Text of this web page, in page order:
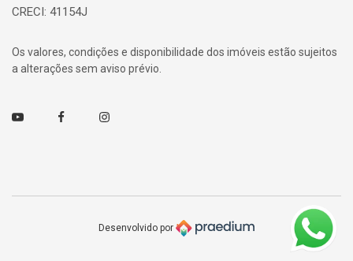
CRECI: 41154J
Os valores, condições e disponibilidade dos imóveis estão sujeitos
a alterações sem aviso prévio.
Youtube FacebookInstagram
Desenvolvido por